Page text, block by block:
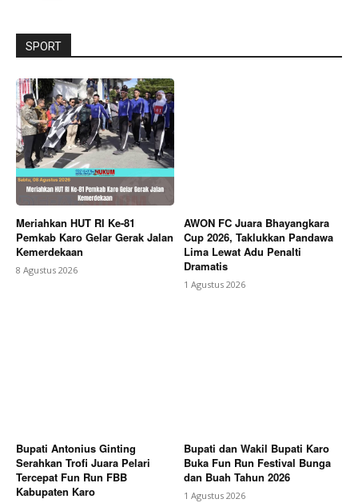
SPORT
Meriahkan HUT RI Ke-81
Pemkab Karo Gelar Gerak Jalan
Kemerdekaan
8 Agustus 2026
AWON FC Juara Bhayangkara
Cup 2026, Taklukkan Pandawa
Lima Lewat Adu Penalti
Dramatis
1 Agustus 2026
Bupati Antonius Ginting
Serahkan Trofi Juara Pelari
Tercepat Fun Run FBB
Kabupaten Karo
Bupati dan Wakil Bupati Karo
Buka Fun Run Festival Bunga
dan Buah Tahun 2026
1 Agustus 2026